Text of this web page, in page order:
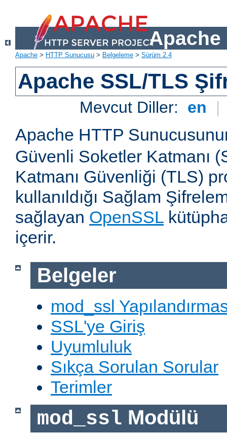
Apache
Apache > HTTP Sunucusu > Belgeleme > Sürüm 2.4
Apache SSL/TLS
Mevcut Diller: en |
Apache HTTP
Güvenli Soketler Katmanı
Katmanı Güvenliği (TLS)
kullanıldığı Sağlam
sağlayan OpenSSL
içerir.
Belgeler
mod_ssl
SSL'ye Giriş
Uyumluluk
Sıkça Sorulan Sorular
Terimler
mod_ssl Modülü